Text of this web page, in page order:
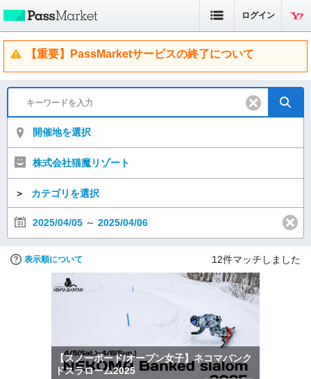
ログイン
【重要】PassMarketサービスの終了について
開催地を選択
株式会社猫魔リゾート
＞ カテゴリを選択
2025/04/05 ～ 2025/04/06
表示順について 12件マッチしました
【スノーボード/オープン女子】ネコマバンク
ドスラローム2025